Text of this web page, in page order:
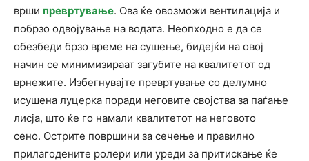
врши превртување. Ова ќе овозможи вентилација и
побрзо одвојување на водата. Неопходно е да се
обезбеди брзо време на сушење, бидејќи на овој
начин се минимизираат загубите на квалитетот од
врнежите. Избегнувајте превртување со делумно
исушена луцерка поради неговите својства за паѓање
лисја, што ќе го намали квалитетот на неговото
сено. Острите површини за сечење и правилно
прилагодените ролери или уреди за притискање ќе